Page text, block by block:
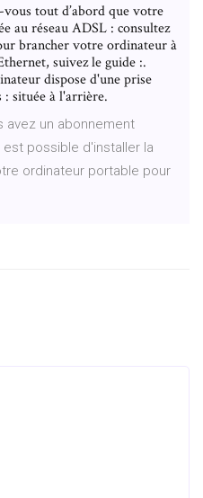
tout d’abord que votre
au réseau ADSL : consultez
brancher votre ordinateur à
suivez le guide :.
dispose d'une prise
: située à l'arrière.
avez un abonnement
possible d'installer la
ordinateur portable pour